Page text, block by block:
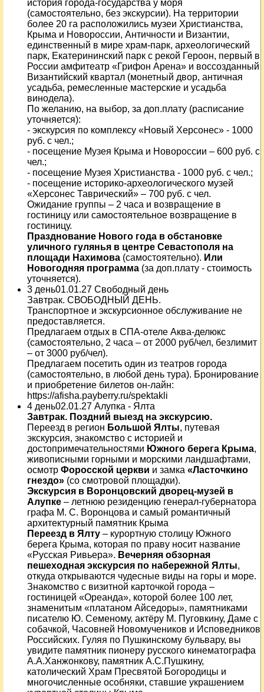
история города-государства у моря
(самостоятельно, без экскурсии). На территории
более 20 га расположились музеи Христианства,
Крыма и Новороссии, Античности и Византии,
единственный в мире храм-парк, археологический
парк, Екатерининский парк с рекой Героон, первый в
России амфитеатр «Грифон Арена» и воссозданный
Византийский квартал (монетный двор, античная
усадьба, ремесленные мастерские и усадьба
винодела).
По желанию, на выбор, за доп.плату (расписание
уточняется):
- экскурсия по комплексу «Новый Херсонес» - 1000
руб. с чел.;
- посещение Музея Крыма и Новороссии – 600 руб. с
чел.;
- посещение Музея Христианства - 1000 руб. с чел.;
- посещение историко-археологического музей
«Херсонес Таврический» – 700 руб. с чел.
Ожидание группы – 2 часа и возвращение в
гостиницу или самостоятельное возвращение в
гостиницу.
Празднование Нового года в обстановке
уличного гулянья в центре Севастополя на
площади Нахимова (самостоятельно). Или
Новогодняя программа (за доп.плату - стоимость
уточняется).
3 день01.01.27 Свободный день
Завтрак. СВОБОДНЫЙ ДЕНЬ.
Транспортное и экскурсионное обслуживание не
предоставляется.
Предлагаем отдых в СПА-отеле Аква-делюкс
(самостоятельно, 2 часа – от 2000 руб/чел, безлимит
– от 3000 руб/чел).
Предлагаем посетить один из театров города
(самостоятельно, в любой день тура). Бронирование
и приобретение билетов он-лайн:
https://afisha.payberry.ru/spektakli
4 день02.01.27 Алупка - Ялта
Завтрак. Поздний выезд на экскурсию.
Переезд в регион Большой Ялты, путевая
экскурсия, знакомство с историей и
достопримечательностями Южного берега Крыма,
живописными горными и морскими ландшафтами,
осмотр Форосской церкви и замка «Ласточкино
гнездо» (со смотровой площадки).
Экскурсия в Воронцовский дворец-музей в
Алупке – летнюю резиденцию генерал-губернатора
графа М. С. Воронцова и самый романтичный
архитектурный памятник Крыма
Переезд в Ялту – курортную столицу Южного
берега Крыма, которая по праву носит название
«Русская Ривьера». Вечерняя обзорная
пешеходная экскурсия по набережной Ялты,
откуда открываются чудесные виды на горы и море.
Знакомство с визитной карточкой города –
гостиницей «Ореанда», которой более 100 лет,
знаменитым «платаном Айседоры», памятниками
писателю Ю. Семеному, актёру М. Пуговкину, Даме с
собачкой, Часовней Новомучеников и Исповедников
Российских. Гуляя по Пушкинскому бульвару, вы
увидите памятник пионеру русского кинематографа
А.А.Ханжонкову, памятник А.С.Пушкину,
католический Храм Пресвятой Богородицы и
многочисленные особняки, ставшие украшением